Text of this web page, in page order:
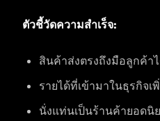
ตัวชี้วัดความสำเร็จ:
สินค้าส่งตรงถึงมือลูกค้า
รายได้ที่เข้ามาในธุรกิจเ
นั่งแท่นเป็นร้านค้ายอดนิ